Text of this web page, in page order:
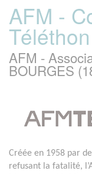
AFM -
AFM -
BOURGES
Créée en 1958 par
refusant la fatalité,